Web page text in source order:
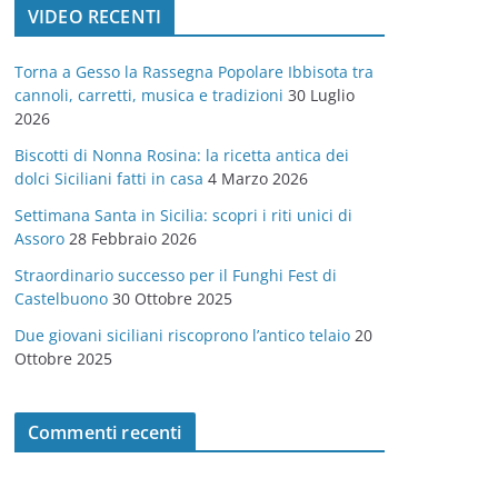
o
r
e
VIDEO RECENTI
Torna a Gesso la Rassegna Popolare Ibbisota tra
cannoli, carretti, musica e tradizioni 30 Luglio
2026
Biscotti di Nonna Rosina: la ricetta antica dei
dolci Siciliani fatti in casa 4 Marzo 2026
Settimana Santa in Sicilia: scopri i riti unici di
Assoro 28 Febbraio 2026
Straordinario successo per il Funghi Fest di
Castelbuono 30 Ottobre 2025
Due giovani siciliani riscoprono l’antico telaio 20
Ottobre 2025
Commenti recenti